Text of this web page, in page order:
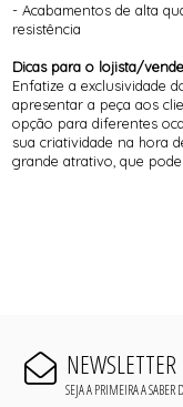
- Acabamentos de alta
resistência
Dicas para o lojista/
Enfatize a exclusividade
apresentar a peça aos
opção para diferentes
sua criatividade na hora
grande atrativo, que
NEWSLETTER
SEJA A PRIMEIRA A SABER